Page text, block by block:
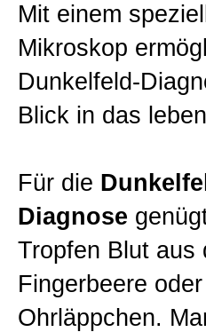
Bioresonanz
Akupunktur
Dunkelfeld-
Irisdiagnose
Spagyrik
Mit einem
Mikroskop
Dunkelfeld-
Blick in das
Für die
Diagnose
Tropfen Blut aus
Fingerbeere
Ohrläppchen.